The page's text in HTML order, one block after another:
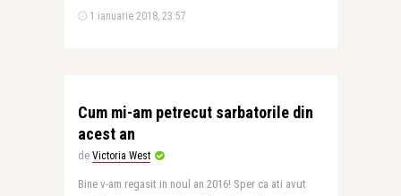
1 ianuarie 2018, 23:57
Cum mi-am petrecut sarbatorile din
acest an
de Victoria West
Bine v-am regasit in noul an 2016! Sper ca ati avut